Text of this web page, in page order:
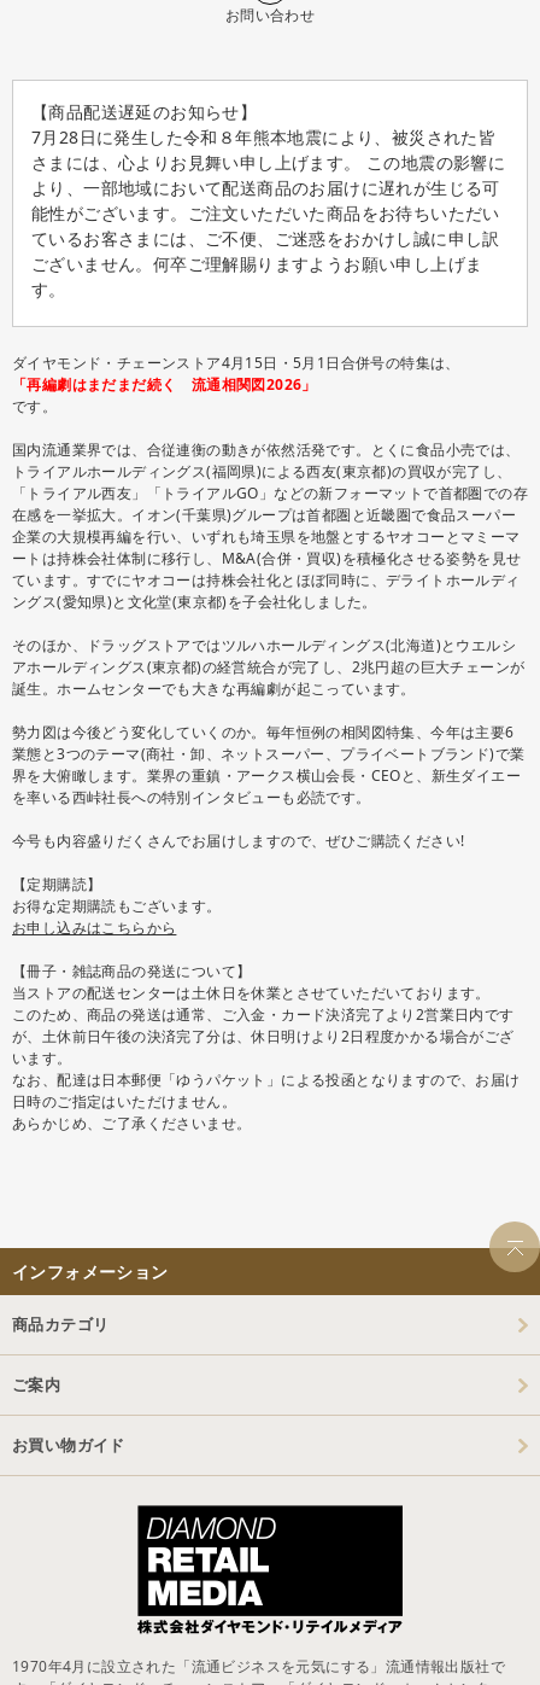
お問い合わせ
【商品配送遅延のお知らせ】
7月28日に発生した令和８年熊本地震により、被災された皆
さまには、心よりお見舞い申し上げます。 この地震の影響に
より、一部地域において配送商品のお届けに遅れが生じる可
能性がございます。ご注文いただいた商品をお待ちいただい
ているお客さまには、ご不便、ご迷惑をおかけし誠に申し訳
ございません。何卒ご理解賜りますようお願い申し上げま
す。
ダイヤモンド・チェーンストア4月15日・5月1日合併号の特集は、
「再編劇はまだまだ続く 流通相関図2026」
です。
国内流通業界では、合従連衡の動きが依然活発です。とくに食品小売では、
トライアルホールディングス(福岡県)による西友(東京都)の買収が完了し、
「トライアル西友」「トライアルGO」などの新フォーマットで首都圏での存
在感を一挙拡大。イオン(千葉県)グループは首都圏と近畿圏で食品スーパー
企業の大規模再編を行い、いずれも埼玉県を地盤とするヤオコーとマミーマ
ートは持株会社体制に移行し、M&A(合併・買収)を積極化させる姿勢を見せ
ています。すでにヤオコーは持株会社化とほぼ同時に、デライトホールディ
ングス(愛知県)と文化堂(東京都)を子会社化しました。
そのほか、ドラッグストアではツルハホールディングス(北海道)とウエルシ
アホールディングス(東京都)の経営統合が完了し、2兆円超の巨大チェーンが
誕生。ホームセンターでも大きな再編劇が起こっています。
勢力図は今後どう変化していくのか。毎年恒例の相関図特集、今年は主要6
業態と3つのテーマ(商社・卸、ネットスーパー、プライベートブランド)で業
界を大俯瞰します。業界の重鎮・アークス横山会長・CEOと、新生ダイエー
を率いる西峠社長への特別インタビューも必読です。
今号も内容盛りだくさんでお届けしますので、ぜひご購読ください!
【定期購読】
お得な定期購読もございます。
お申し込みはこちらから
【冊子・雑誌商品の発送について】
当ストアの配送センターは土休日を休業とさせていただいております。
このため、商品の発送は通常、ご入金・カード決済完了より2営業日内です
が、土休前日午後の決済完了分は、休日明けより2日程度かかる場合がござ
います。
なお、配達は日本郵便「ゆうパケット」による投函となりますので、お届け
日時のご指定はいただけません。
あらかじめ、ご了承くださいませ。
インフォメーション
商品カテゴリ
ご案内
お買い物ガイド
1970年4月に設立された「流通ビジネスを元気にする」流通情報出版社で